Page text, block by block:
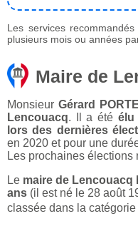
Les services
plusieurs mois ou années
Maire de
Monsieur Gérard
Lencouacq. Il a été élu
lors des dernières
en 2020 et pour une
Les prochaines
Le maire de Lencouacq
ans (il est né le 28 août
classée dans la